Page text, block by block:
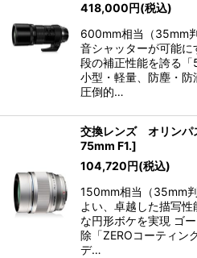
418,000円(税込)
600mm相当（35mm
音シャッターが可能
段の補正性能を誇る「
小型・軽量、防塵・
圧倒的…
交換レンズ オリンパ
75mm F1.]
104,720円(税込)
150mm相当（35mm
よい、卓越した描写
な円形ボケを実現 ゴ
除「ZEROコーティン
デ…